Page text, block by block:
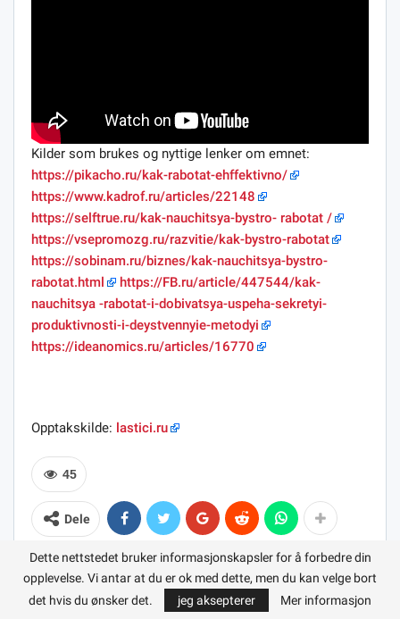
Kilder som brukes og nyttige lenker om emnet:
https://pikacho.ru/kak-rabotat-ehffektivno/
https://www.kadrof.ru/articles/22148
https://selftrue.ru/kak-nauchitsya-bystro- rabotat /
https://vsepromozg.ru/razvitie/kak-bystro-rabotat
https://sobinam.ru/biznes/kak-nauchitsya-bystro-
rabotat.html
https://FB.ru/article/447544/kak-
nauchitsya -rabotat-i-dobivatsya-uspeha-sekretyi-
produktivnosti-i-deystvennyie-metodyi
https://ideanomics.ru/articles/16770
Opptakskilde: lastici.ru
45
Dele
Dette nettstedet bruker informasjonskapsler for å forbedre din
opplevelse. Vi antar at du er ok med dette, men du kan velge bort
det hvis du ønsker det.
jeg aksepterer Mer informasjon